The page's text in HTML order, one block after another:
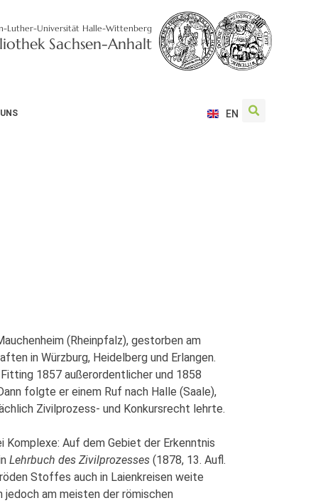
Luther-Universität Halle-Wittenberg
Sachsen-Anhalt
EN
(Rheinpfalz), gestorben am
in Würzburg, Heidelberg und Erlangen.
1857 außerordentlicher und 1858
folgte er einem Ruf nach Halle (Saale),
Zivilprozess- und Konkursrecht lehrte.
Auf dem Gebiet der Erkenntnis
Lehrbuch des Zivilprozesses(1878, 13. Aufl.
Stoffes auch in Laienkreisen weite
am meisten der römischen